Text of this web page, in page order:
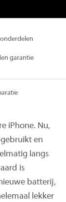
garantie
iPhone. Nu,
en
langs
is
batterij,
lekker